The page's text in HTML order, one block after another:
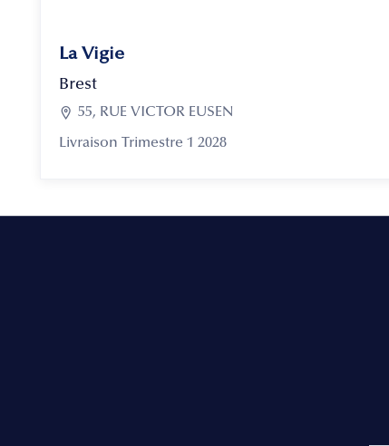
La Vigie
Brest
 55, RUE VICTOR EUSEN
Livraison Trimestre 1 2028